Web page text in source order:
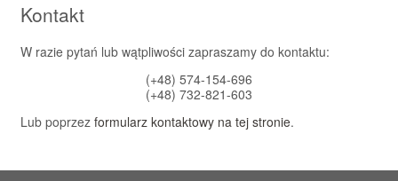
Kontakt
W razie pytań lub wątpliwości zapraszamy do kontaktu:
(+48) 574-154-696
(+48) 732-821-603
Lub poprzez formularz kontaktowy na tej stronie.